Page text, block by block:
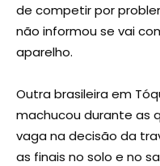
de competir por
não informou se vai
aparelho.
Outra brasileira em
machucou durante as
vaga na decisão da
as finais no solo e no